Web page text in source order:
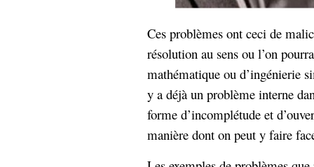
Ces problèmes ont ceci de
résolution au sens ou l’on
mathématique ou d’ingénierie
y a déjà un problème interne
forme d’incomplétude et
manière dont on peut y faire